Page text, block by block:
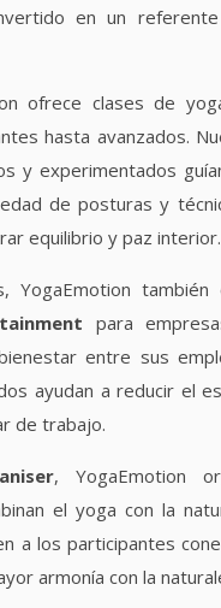
en un
ofrece clases de
hasta avanzados.
y experimentados
de posturas y
equilibrio y paz interior.
YogaEmotion también
para
entre sus
ayudan a reducir el
de trabajo.
, YogaEmotion
el yoga con la
a los participantes
armonía con la